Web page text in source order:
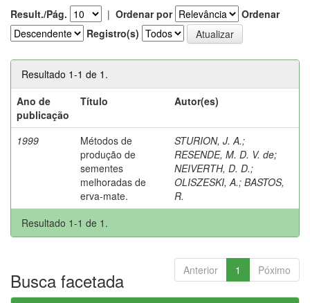
Result./Pág. | Ordenar por
Ordenar
Registro(s)
Resultado 1-1 de 1.
Ano de
publicação
Título Autor(es)
1999
Métodos de
produção de
sementes
melhoradas de
erva-mate.
STURION, J. A.;
RESENDE, M. D. V. de;
NEIVERTH, D. D.;
OLISZESKI, A.; BASTOS,
R.
Resultado 1-1 de 1.
Anterior 1 Póximo
Busca facetada